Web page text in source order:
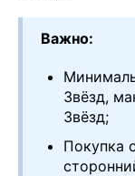
Важно:
Звёзд,
Звёзд;
Покупка